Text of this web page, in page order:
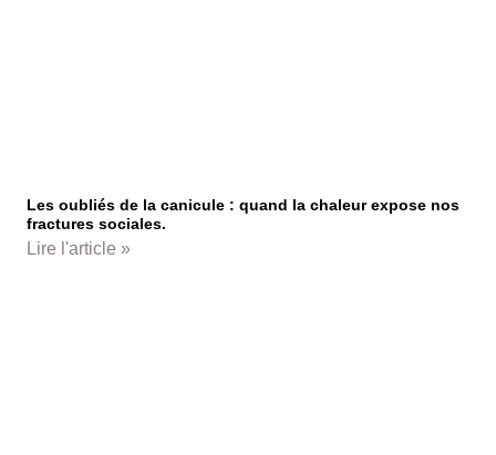
Les oubliés de la canicule : quand la chaleur expose nos
fractures sociales.
Lire l'article »